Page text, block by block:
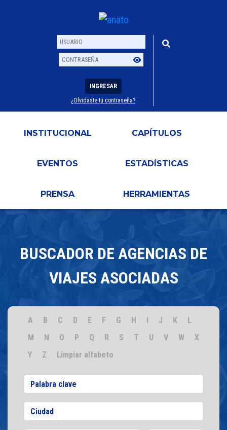
Usuario
Contraseña
INGRESAR
¿Olvidaste tu contraseña?
INSTITUCIONAL CAPÍTULOS
EVENTOS ESTADÍSTICAS
PRENSA HERRAMIENTAS
BUSCADOR DE AGENCIAS DE
VIAJES ASOCIADAS
A B C D E F G H J K
L
M
N O P Q R S T U V W
X
Y
Z Limpiar alfabeto